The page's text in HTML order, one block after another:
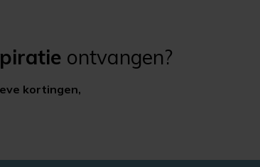
ontvangen?
kortingen,